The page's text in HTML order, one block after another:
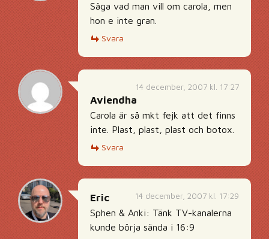
Säga vad man vill om carola, men
hon e inte gran.
Svara
14 december, 2007 kl. 17:27
Aviendha
Carola är så mkt fejk att det finns
inte. Plast, plast, plast och botox.
Svara
14 december, 2007 kl. 17:29
Eric
Sphen & Anki: Tänk TV-kanalerna
kunde börja sända i 16:9